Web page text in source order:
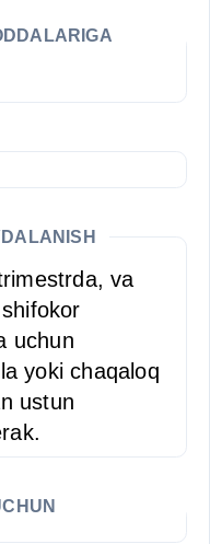
va
uchun
yoki chaqaloq
ustun